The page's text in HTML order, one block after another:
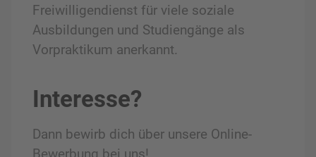
Freiwilligendienst für viele soziale
Ausbildungen und Studiengänge als
Vorpraktikum anerkannt.
Interesse?
Dann bewirb dich über unsere Online-